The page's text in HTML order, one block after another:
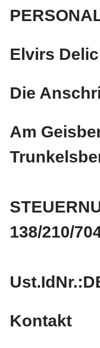
Elvirs Delic
Die
Am
138/210/
Kontakt